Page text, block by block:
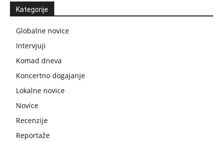
Kategorije
Globalne novice
Intervjuji
Komad dneva
Koncertno dogajanje
Lokalne novice
Novice
Recenzije
Reportaže